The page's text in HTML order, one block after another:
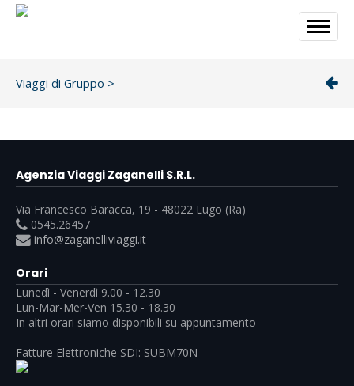
Viaggi di Gruppo >
Agenzia Viaggi Zaganelli S.R.L.
Via Francesco Baracca, 19 - 48022 Lugo (Ra)
0545.26457
info@zaganelliviaggi.it
Orari
Lunedì - Venerdì 9.00 - 12.30
Lun-Mar-Mer-Ven 15.30 - 18.30
In altri orari siamo disponibili su appuntamento
Fatture Elettroniche SDI: SUBM70N